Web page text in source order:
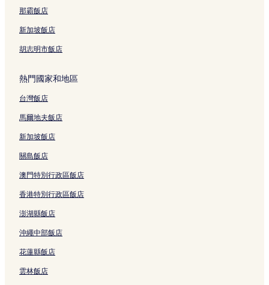
那霸飯店
新加坡飯店
胡志明市飯店
熱門國家和地區
台灣飯店
馬爾地夫飯店
新加坡飯店
關島飯店
澳門特別行政區飯店
香港特別行政區飯店
澎湖縣飯店
沖繩中部飯店
花蓮縣飯店
雲林飯店